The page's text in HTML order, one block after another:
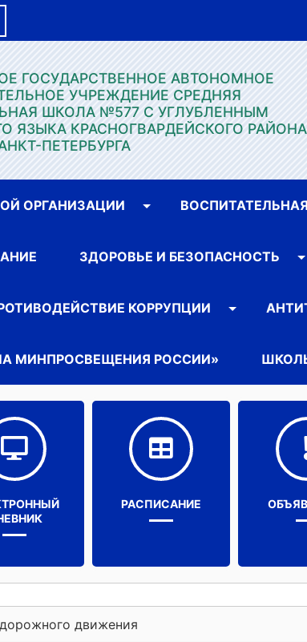
ГОСУДАРСТВЕННОЕ АВТОНОМНОЕ
УЧРЕЖДЕНИЕ СРЕДНЯЯ
ШКОЛА №577 С УГЛУБЛЕННЫМ
ЯЗЫКА КРАСНОГВАРДЕЙСКОГО РАЙОНА
ПЕТЕРБУРГА
ОРГАНИЗАЦИИ
ЗДОРОВЬЕ И БЕЗОПАСНОСТЬ
КОРРУПЦИИ
МИНПРОСВЕЩЕНИЯ РОССИИ»
РАСПИСАНИЕ
движения